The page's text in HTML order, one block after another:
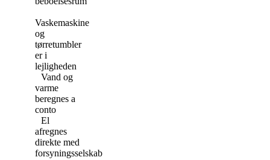
Vaskemaskine
og
tørretumbler
er i
lejligheden
Vand og
varme
beregnes a
conto
El
afregnes
direkte med
forsyningsselskab